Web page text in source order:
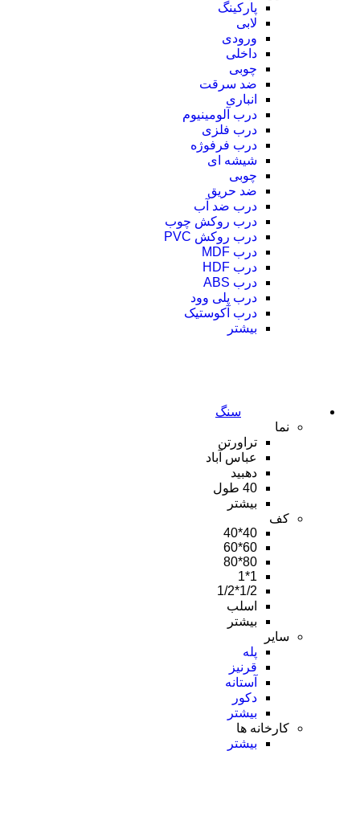
پارکینگ
لابی
ورودی
داخلی
چوبی
ضد سرقت
انباری
درب آلومینیوم
درب فلزی
درب فرفوژه
شیشه ای
چوبی
ضد حریق
درب ضد آب
درب روکش چوب
درب روکش PVC
درب MDF
درب HDF
درب ABS
درب پلی وود
درب آکوستیک
بیشتر
سنگ
نما
تراورتن
عباس آباد
دهبید
40 طول
بیشتر
کف
40*40
60*60
80*80
1*1
1/2*1/2
اسلب
بیشتر
سایر
پله
قرنیز
آستانه
دکور
بیشتر
کارخانه ها
بیشتر